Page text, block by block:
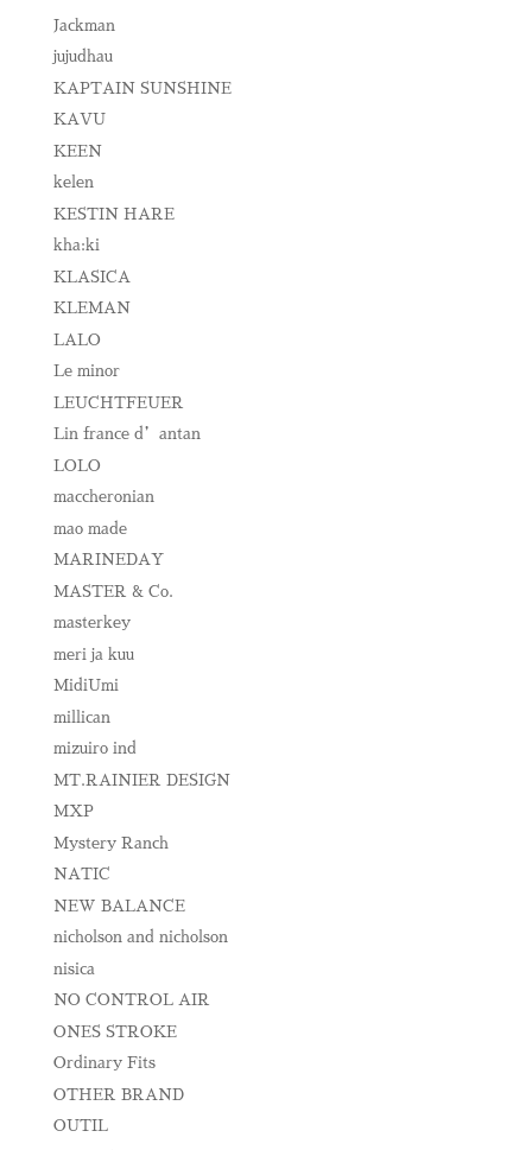
Jackman
jujudhau
KAPTAIN SUNSHINE
KAVU
KEEN
kelen
KESTIN HARE
kha:ki
KLASICA
KLEMAN
LALO
Le minor
LEUCHTFEUER
Lin france d’antan
LOLO
maccheronian
mao made
MARINEDAY
MASTER & Co.
masterkey
meri ja kuu
MidiUmi
millican
mizuiro ind
MT.RAINIER DESIGN
MXP
Mystery Ranch
NATIC
NEW BALANCE
nicholson and nicholson
nisica
NO CONTROL AIR
ONES STROKE
Ordinary Fits
OTHER BRAND
OUTIL